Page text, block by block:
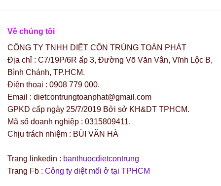
Về chúng tôi
CÔNG TY TNHH DIỆT CÔN TRÙNG TOÀN PHÁT
Địa chỉ : C7/19P/6R ấp 3, Đường Võ Văn Vân, Vĩnh Lộc B,
Bình Chánh, TP.HCM.
Điện thoại : 0908 779 000.
Email : dietcontrungtoanphat@gmail.com
GPKD cấp ngày 25/7/2019 Bởi sở KH&DT TPHCM.
Mã số doanh nghiệp : 0315809411.
Chịu trách nhiệm : BÙI VĂN HÀ
Trang linkedin : banthuocdietcontrung
Trang Fb : Công ty diệt mối ở tại TPHCM